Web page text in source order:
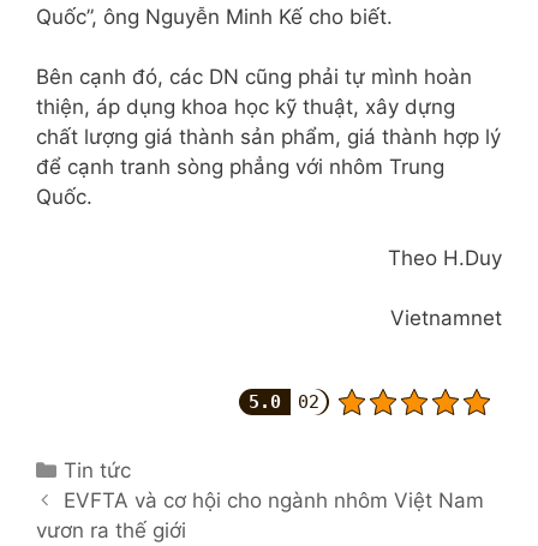
Quốc”, ông Nguyễn Minh Kế cho biết.
Bên cạnh đó, các DN cũng phải tự mình hoàn
thiện, áp dụng khoa học kỹ thuật, xây dựng
chất lượng giá thành sản phẩm, giá thành hợp lý
để cạnh tranh sòng phẳng với nhôm Trung
Quốc.
Theo H.Duy
Vietnamnet
5.0 02
C
a
t
Tin tức
P
o
EVFTA và cơ hội cho ngành nhôm Việt Nam
vươn ra thế giới